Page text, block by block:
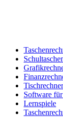
Software
Lernspiele